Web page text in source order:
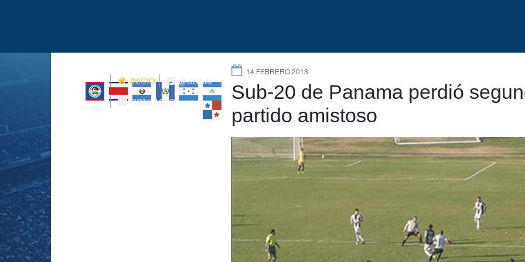
INICIO
@UNCAF
CONTACTO
14 FEBRERO 2013
Sub-20 de Panama perdió
partido amistoso